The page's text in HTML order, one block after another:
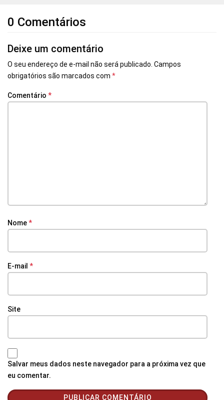
0 Comentários
Deixe um comentário
O seu endereço de e-mail não será publicado. Campos
obrigatórios são marcados com *
Comentário *
Nome*
E-mail *
Site
Salvar meus dados neste navegador para a próxima vez que
eu comentar.